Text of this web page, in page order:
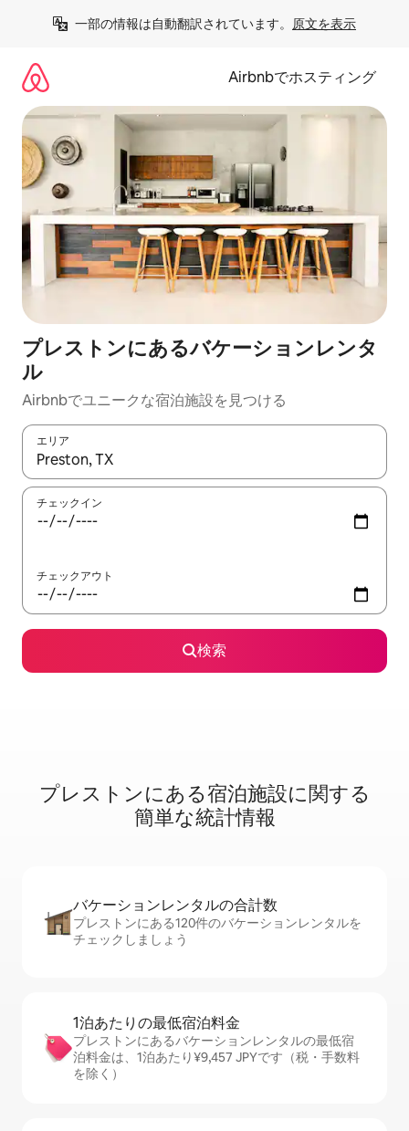
一部の情報は自動翻訳されています。 原文を表示
Airbnbでホスティング
プレストンにあるバケーションレンタ
ル
Airbnbでユニークな宿泊施設を見つける
エリア
検索結果が表示されたら、上下の矢印キーを使って移動するか
チェックイン
チェックアウト
検索
プレストンに⁠あ⁠る宿⁠泊⁠施⁠設⁠に関⁠す⁠る
簡⁠単⁠な統⁠計⁠情⁠報
バケーションレ⁠ン⁠タ⁠ル⁠の合⁠計⁠数
プレストンにある120件のバケーションレンタルを
チェックしましょう
1泊あたりの最⁠低⁠宿⁠泊⁠料⁠金
プレストンにあるバケーションレンタルの最低宿
泊料金は、1泊あたり¥9,457 JPYです（税・手数料
を除く）